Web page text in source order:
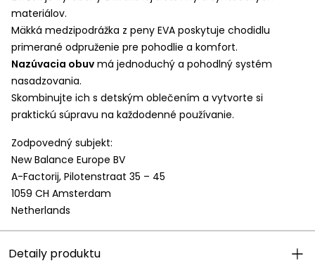
materiálov.
Mäkká medzipodrážka z peny EVA poskytuje chodidlu
primerané odpruženie pre pohodlie a komfort.
Nazúvacia obuv má jednoduchý a pohodlný systém
nasadzovania.
Skombinujte ich s detským oblečením a vytvorte si
praktickú súpravu na každodenné používanie.
Zodpovedný subjekt:
New Balance Europe BV
A-Factorij, Pilotenstraat 35 – 45
1059 CH Amsterdam
Netherlands
Detaily produktu